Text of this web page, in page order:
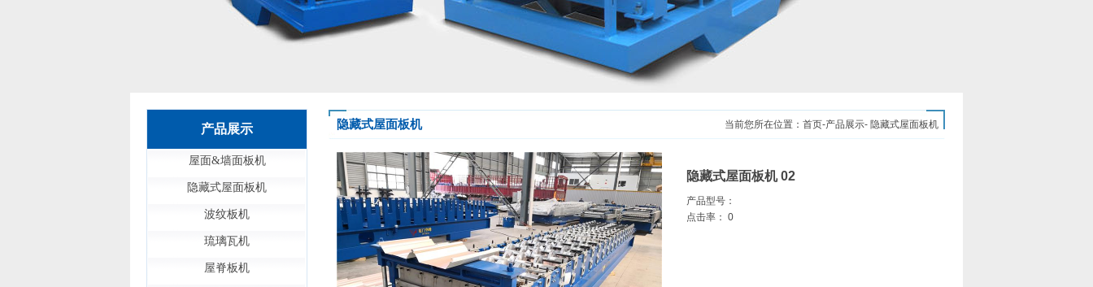
产品展示
屋面&墙面板机
隐藏式屋面板机
波纹板机
琉璃瓦机
屋脊板机
隐藏式屋面板机 当前您所在位置： 首页-产品展示- 隐藏式屋面板机
隐藏式屋面板机 02
产品型号：
点击率： 0